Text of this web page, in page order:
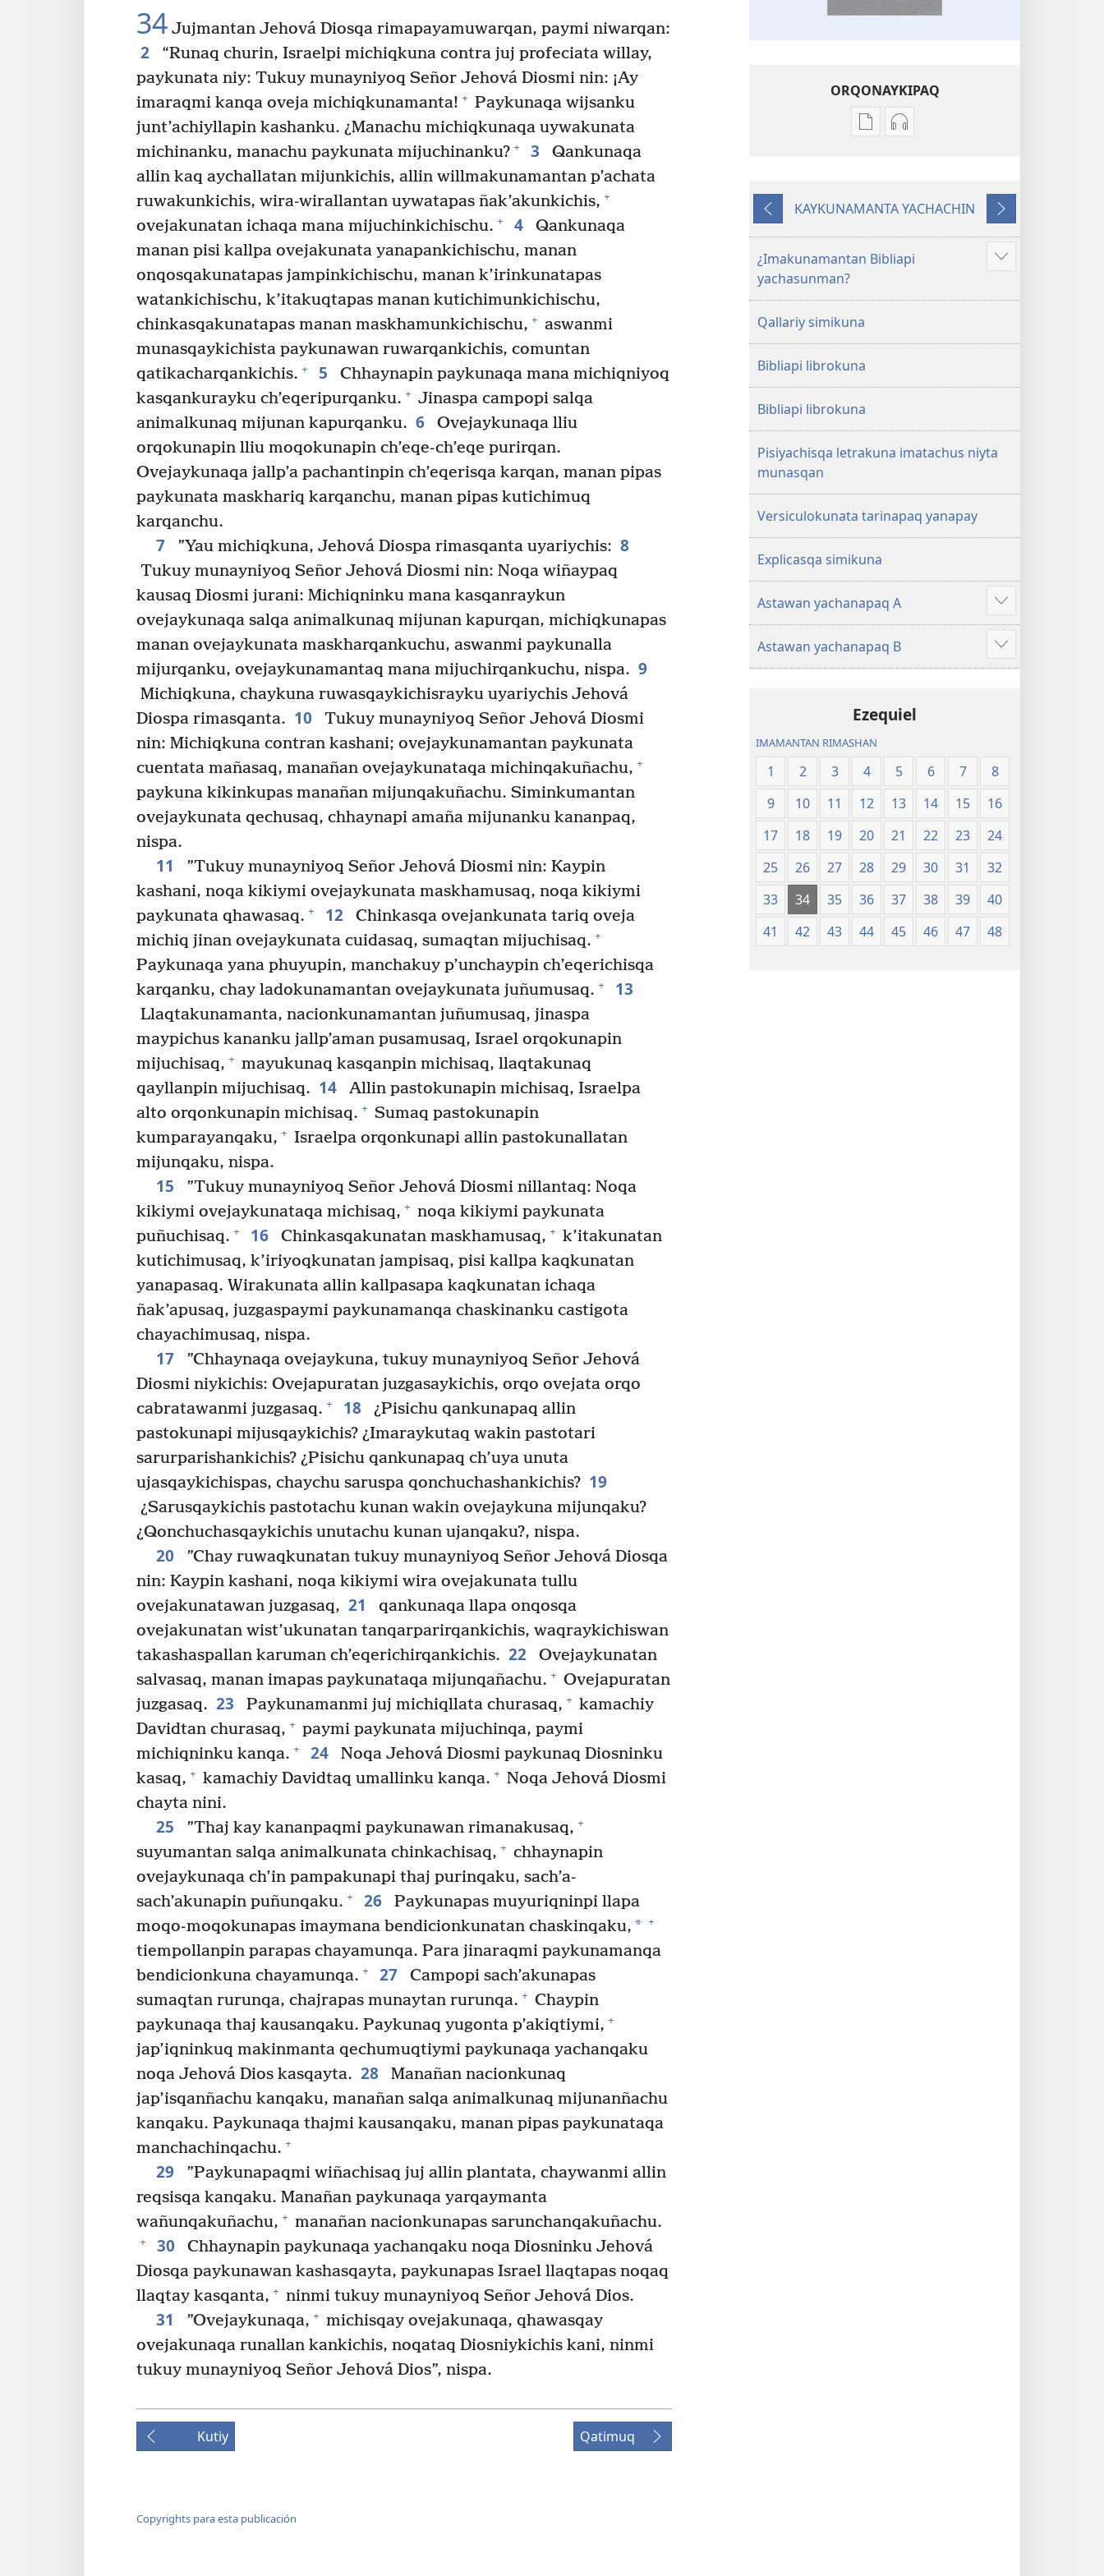
34 Jujmantan Jehová Diosqa rimapayamuwarqan, paymi niwarqan:
2
“Runaq churin, Israelpi michiqkuna contra juj profeciata willay,
paykunata niy: Tukuy munayniyoq Señor Jehová Diosmi nin: ¡Ay
imaraqmi kanqa oveja michiqkunamanta! + Paykunaqa wijsanku
junt’achiyllapin kashanku. ¿Manachu michiqkunaqa uywakunata
michinanku, manachu paykunata mijuchinanku? + 3
Qankunaqa
allin kaq aychallatan mijunkichis, allin willmakunamantan p’achata
ruwakunkichis, wira-wirallantan uywatapas ñak’akunkichis, +
ovejakunatan ichaqa mana mijuchinkichischu. + 4
Qankunaqa
manan pisi kallpa ovejakunata yanapankichischu, manan
onqosqakunatapas jampinkichischu, manan k’irinkunatapas
watankichischu, k’itakuqtapas manan kutichimunkichischu,
chinkasqakunatapas manan maskhamunkichischu, + aswanmi
munasqaykichista paykunawan ruwarqankichis, comuntan
qatikacharqankichis. + 5
Chhaynapin paykunaqa mana michiqniyoq
kasqankurayku ch’eqeripurqanku. + Jinaspa campopi salqa
animalkunaq mijunan kapurqanku. 6
Ovejaykunaqa lliu
orqokunapin lliu moqokunapin ch’eqe-ch’eqe purirqan.
Ovejaykunaqa jallp’a pachantinpin ch’eqerisqa karqan, manan pipas
paykunata maskhariq karqanchu, manan pipas kutichimuq
karqanchu.
7 ”Yau michiqkuna, Jehová Diospa rimasqanta uyariychis: 8
Tukuy munayniyoq Señor Jehová Diosmi nin: Noqa wiñaypaq
kausaq Diosmi jurani: Michiqninku mana kasqanraykun
ovejaykunaqa salqa animalkunaq mijunan kapurqan, michiqkunapas
manan ovejaykunata maskharqankuchu, aswanmi paykunalla
mijurqanku, ovejaykunamantaq mana mijuchirqankuchu, nispa. 9
Michiqkuna, chaykuna ruwasqaykichisrayku uyariychis Jehová
Diospa rimasqanta. 10
Tukuy munayniyoq Señor Jehová Diosmi
nin: Michiqkuna contran kashani; ovejaykunamantan paykunata
cuentata mañasaq, manañan ovejaykunataqa michinqakuñachu, +
paykuna kikinkupas manañan mijunqakuñachu. Siminkumantan
ovejaykunata qechusaq, chhaynapi amaña mijunanku kananpaq,
nispa.
11
”Tukuy munayniyoq Señor Jehová Diosmi nin: Kaypin
kashani, noqa kikiymi ovejaykunata maskhamusaq, noqa kikiymi
paykunata qhawasaq. + 12
Chinkasqa ovejankunata tariq oveja
michiq jinan ovejaykunata cuidasaq, sumaqtan mijuchisaq. +
Paykunaqa yana phuyupin, manchakuy p’unchaypin ch’eqerichisqa
karqanku, chay ladokunamantan ovejaykunata juñumusaq. + 13
Llaqtakunamanta, nacionkunamantan juñumusaq, jinaspa
maypichus kananku jallp’aman pusamusaq, Israel orqokunapin
mijuchisaq, + mayukunaq kasqanpin michisaq, llaqtakunaq
qayllanpin mijuchisaq. 14
Allin pastokunapin michisaq, Israelpa
alto orqonkunapin michisaq. + Sumaq pastokunapin
kumparayanqaku, + Israelpa orqonkunapi allin pastokunallatan
mijunqaku, nispa.
15
”Tukuy munayniyoq Señor Jehová Diosmi nillantaq: Noqa
kikiymi ovejaykunataqa michisaq, + noqa kikiymi paykunata
puñuchisaq. + 16 Chinkasqakunatan maskhamusaq, + k’itakunatan
kutichimusaq, k’iriyoqkunatan jampisaq, pisi kallpa kaqkunatan
yanapasaq. Wirakunata allin kallpasapa kaqkunatan ichaqa
ñak’apusaq, juzgaspaymi paykunamanqa chaskinanku castigota
chayachimusaq, nispa.
17
”Chhaynaqa ovejaykuna, tukuy munayniyoq Señor Jehová
Diosmi niykichis: Ovejapuratan juzgasaykichis, orqo ovejata orqo
cabratawanmi juzgasaq. + 18
¿Pisichu qankunapaq allin
pastokunapi mijusqaykichis? ¿Imaraykutaq wakin pastotari
sarurparishankichis? ¿Pisichu qankunapaq ch’uya unuta
ujasqaykichispas, chaychu saruspa qonchuchashankichis? 19
¿Sarusqaykichis pastotachu kunan wakin ovejaykuna mijunqaku?
¿Qonchuchasqaykichis unutachu kunan ujanqaku?, nispa.
20
”Chay ruwaqkunatan tukuy munayniyoq Señor Jehová Diosqa
nin: Kaypin kashani, noqa kikiymi wira ovejakunata tullu
ovejakunatawan juzgasaq, 21
qankunaqa llapa onqosqa
ovejakunatan wist’ukunatan tanqarparirqankichis, waqraykichiswan
takashaspallan karuman ch’eqerichirqankichis. 22
Ovejaykunatan
salvasaq, manan imapas paykunataqa mijunqañachu. + Ovejapuratan
juzgasaq. 23 Paykunamanmi juj michiqllata churasaq, + kamachiy
Davidtan churasaq, + paymi paykunata mijuchinqa, paymi
michiqninku kanqa. + 24
Noqa Jehová Diosmi paykunaq Diosninku
kasaq, + kamachiy Davidtaq umallinku kanqa. + Noqa Jehová Diosmi
chayta nini.
25 ”Thaj kay kananpaqmi paykunawan rimanakusaq, +
suyumantan salqa animalkunata chinkachisaq, + chhaynapin
ovejaykunaqa ch’in pampakunapi thaj purinqaku, sach’a-
sach’akunapin puñunqaku. + 26
Paykunapas muyuriqninpi llapa
moqo-moqokunapas imaymana bendicionkunatan chaskinqaku, * +
tiempollanpin parapas chayamunqa. Para jinaraqmi paykunamanqa
bendicionkuna chayamunqa. + 27
Campopi sach’akunapas
sumaqtan rurunqa, chajrapas munaytan rurunqa. + Chaypin
paykunaqa thaj kausanqaku. Paykunaq yugonta p’akiqtiymi, +
jap’iqninkuq makinmanta qechumuqtiymi paykunaqa yachanqaku
noqa Jehová Dios kasqayta. 28
Manañan nacionkunaq
jap’isqanñachu kanqaku, manañan salqa animalkunaq mijunanñachu
kanqaku. Paykunaqa thajmi kausanqaku, manan pipas paykunataqa
manchachinqachu. +
29
”Paykunapaqmi wiñachisaq juj allin plantata, chaywanmi allin
reqsisqa kanqaku. Manañan paykunaqa yarqaymanta
wañunqakuñachu, + manañan nacionkunapas sarunchanqakuñachu.
+ 30
Chhaynapin paykunaqa yachanqaku noqa Diosninku Jehová
Diosqa paykunawan kashasqayta, paykunapas Israel llaqtapas noqaq
llaqtay kasqanta, + ninmi tukuy munayniyoq Señor Jehová Dios.
31 ”Ovejaykunaqa, + michisqay ovejakunaqa, qhawasqay
ovejakunaqa runallan kankichis, noqataq Diosniykichis kani, ninmi
tukuy munayniyoq Señor Jehová Dios”, nispa.
Kutiy Qatimuq
Copyrights para esta publicación
ORQONAYKIPAQ
Kaypi
Pacha
Kaypin
Mosoq
Biblia
Kutiy
KAYKUNAMANTA YACHACHIN
Qatimuq
¿Imakunamantan Bibliapi
yachasunman?
Mostrar
Qallariy simikuna
Bibliapi librokuna
Bibliapi librokuna
Pisiyachisqa letrakuna imatachus niyta
munasqan
Versiculokunata tarinapaq yanapay
Explicasqa simikuna
Astawan yachanapaq A
Mostrar
más
Astawan yachanapaq B
Mostrar
más
Ezequiel
IMAMANTAN RIMASHAN
1 2 3 4 5 6 7
8
9
10 11 12 13 14 15
16
17
18 19 20 21 22 23
24
25
26 27 28 29 30 31
32
33
34 35 36 37 38 39
40
41
42 43 44 45 46 47 48